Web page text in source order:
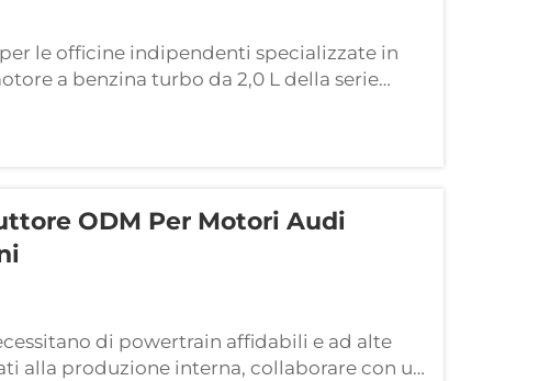
le officine indipendenti specializzate in
a benzina turbo da 2,0 L della serie
più richiesti nel mercato aftermarket.
ODM Per Motori Audi
di powertrain affidabili e ad alte
alla produzione interna, collaborare con un